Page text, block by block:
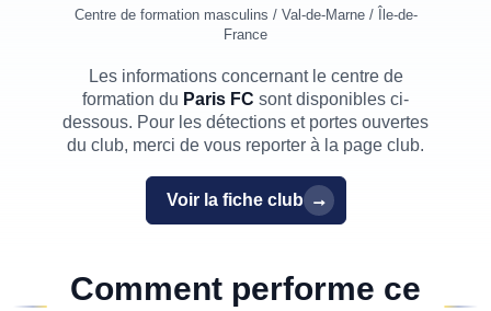
Centre de formation masculins / Val-de-Marne/
Île-de-
France
Les informations concernant le centre de
formation du Paris FC sont disponibles ci-
dessous. Pour les détections et portes ouvertes
du club, merci de vous reporter à la page club.
Voir la fiche club
Comment performe ce